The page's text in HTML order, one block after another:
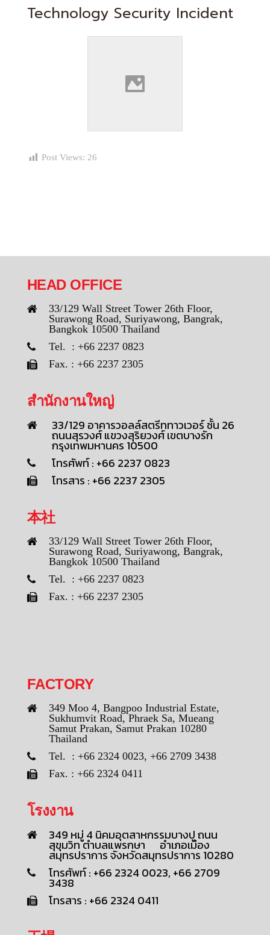
Technology Security Incident
Post Views: 26
HEAD OFFICE
33/129 Wall Street Tower 26th Floor,
Surawong Road, Suriyawong, Bangrak,
Bangkok 10500 Thailand
Tel. : +66 2237 0823
Fax. : +66 2237 2305
สำนักงานใหญ่
33/129 อาคารวอลล์สตรีททาวเวอร์ ชั้น 26
ถนนสุรวงศ์ แขวงสุริยวงศ์ เขตบางรัก
กรุงเทพมหานคร 10500
โทรศัพท์ : +66 2237 0823
โทรสาร : +66 2237 2305
本社
33/129 Wall Street Tower 26th Floor,
Surawong Road, Suriyawong, Bangrak,
Bangkok 10500 Thailand
Tel. : +66 2237 0823
Fax. : +66 2237 2305
FACTORY
349 Moo 4, Bangpoo Industrial Estate,
Sukhumvit Road, Phraek Sa, Mueang
Samut Prakan, Samut Prakan 10280
Thailand
Tel. : +66 2324 0023, +66 2709 3438
Fax. : +66 2324 0411
โรงงาน
349 หมู่ 4 นิคมอุตสาหกรรมบางปู ถนน
สุขุมวิท ตำบลแพรกษา อำเภอเมือง
สมุทรปราการ จังหวัดสมุทรปราการ 10280
โทรศัพท์ : +66 2324 0023, +66 2709
3438
โทรสาร : +66 2324 0411